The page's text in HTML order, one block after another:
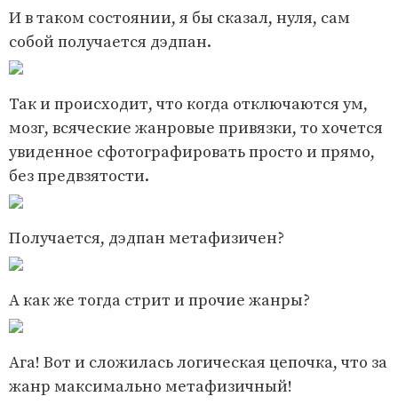
И в таком состоянии, я бы сказал, нуля, сам
собой получается дэдпан.
Так и происходит, что когда отключаются ум,
мозг, всяческие жанровые привязки, то хочется
увиденное сфотографировать просто и прямо,
без предвзятости.
Получается, дэдпан метафизичен?
А как же тогда стрит и прочие жанры?
Ага! Вот и сложилась логическая цепочка, что за
жанр максимально метафизичный!